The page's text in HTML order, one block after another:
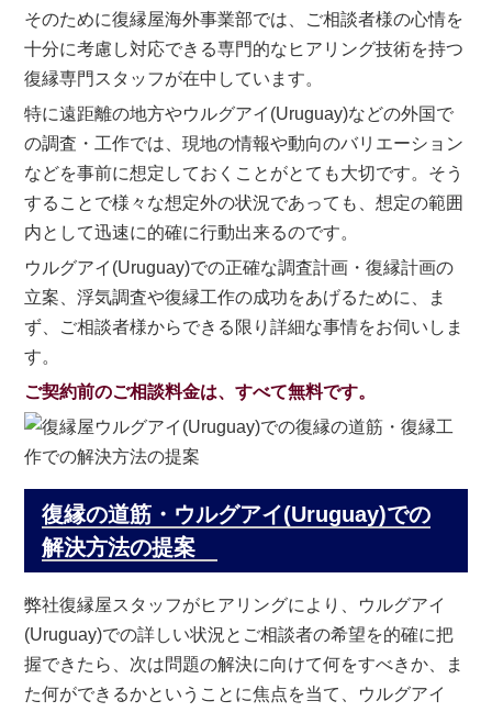
そのために復縁屋海外事業部では、ご相談者様の心情を
十分に考慮し対応できる専門的なヒアリング技術を持つ
復縁専門スタッフが在中しています。
特に遠距離の地方やウルグアイ(Uruguay)などの外国で
の調査・工作では、現地の情報や動向のバリエーション
などを事前に想定しておくことがとても大切です。そう
することで様々な想定外の状況であっても、想定の範囲
内として迅速に的確に行動出来るのです。
ウルグアイ(Uruguay)での正確な調査計画・復縁計画の
立案、浮気調査や復縁工作の成功をあげるために、ま
ず、ご相談者様からできる限り詳細な事情をお伺いしま
す。
ご契約前のご相談料金は、すべて無料です。
復縁の道筋・ウルグアイ(Uruguay)での
解決方法の提案
弊社復縁屋スタッフがヒアリングにより、ウルグアイ
(Uruguay)での詳しい状況とご相談者の希望を的確に把
握できたら、次は問題の解決に向けて何をすべきか、ま
た何ができるかということに焦点を当て、ウルグアイ